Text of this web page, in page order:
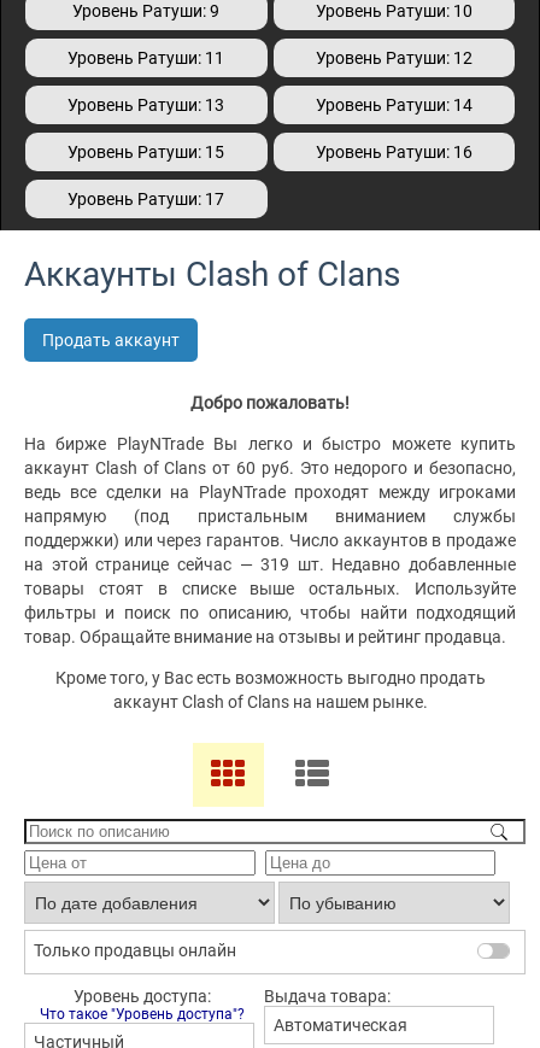
Уровень Ратуши: 9 Уровень Ратуши: 10
Уровень Ратуши: 11 Уровень Ратуши: 12
Уровень Ратуши: 13 Уровень Ратуши: 14
Уровень Ратуши: 15 Уровень Ратуши: 16
Уровень Ратуши: 17
Аккаунты Clash of Clans
Продать аккаунт
Добро пожаловать!
На бирже PlayNTrade Вы легко и быстро можете купить
аккаунт Clash of Clans от 60 руб. Это недорого и безопасно,
ведь все сделки на PlayNTrade проходят между игроками
напрямую (под пристальным вниманием службы
поддержки) или через гарантов. Число аккаунтов в продаже
на этой странице сейчас — 319 шт. Недавно добавленные
товары стоят в списке выше остальных. Используйте
фильтры и поиск по описанию, чтобы найти подходящий
товар. Обращайте внимание на отзывы и рейтинг продавца.
Кроме того, у Вас есть возможность выгодно продать
аккаунт Clash of Clans на нашем рынке.
Только продавцы онлайн
Уровень доступа:
Что такое "Уровень доступа"?
Частичный
Выдача товара:
Автоматическая